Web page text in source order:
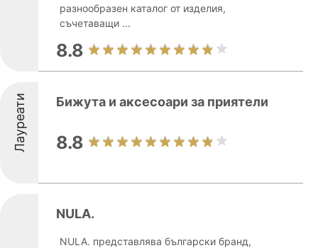
разнообразен каталог от изделия,
съчетаващи ...
8.8
Лауреати Бижута и аксесоари за приятели
8.8
NULA.
NULA. представлява български бранд,